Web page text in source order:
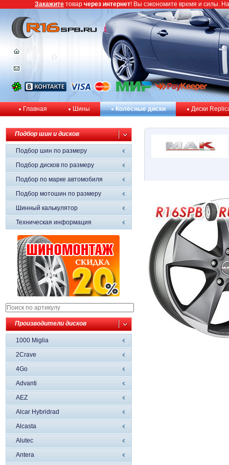
Главная Шины Колёсные диски Диски
Подбор шин и дисков
Подбор шин по размеру
Подбор дисков по размеру
Подбор по марке автомобиля
Подбор мотошин по размеру
Шинный калькулятор
Техническая информация
Производители дисков
1000 Miglia
2Crave
4Go
Advanti
AEZ
Alcar Hybridrad
Alcasta
Alutec
Antera
Закажите товар через интернет! Вы сэкономите время и силы.